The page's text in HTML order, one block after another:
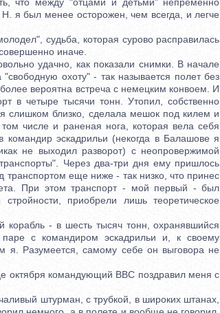
что между "отцами и детьми" непременно
я был менее осторожен, чем всегда, и легче
судьба, которая сурово расправилась
иначе.
удачно, как показали снимки. В начале
охоту" - так называется полет без
вероятна встреча с немецким конвоем. И
в четыре тысячи тонн. Утопил, собственно
слишком близко, сделала мешок под килем и
числе и раненая нога, которая вела себя
эскадрильи (некогда в Балашове я
не выходил разворот) с неопровержимой
Через два-три дня ему пришлось
транспортом еще ниже - так низко, что принес
При этом транспорт - мой первый - был
приобрели лишь теоретическое
- в шесть тысяч тонн, охранявшийся
с командиром эскадрильи и, к своему
я. Разумеется, самому себе он выговора не
командующий ВВС поздравил меня с
штурман, с трубкой, в широких штанах,